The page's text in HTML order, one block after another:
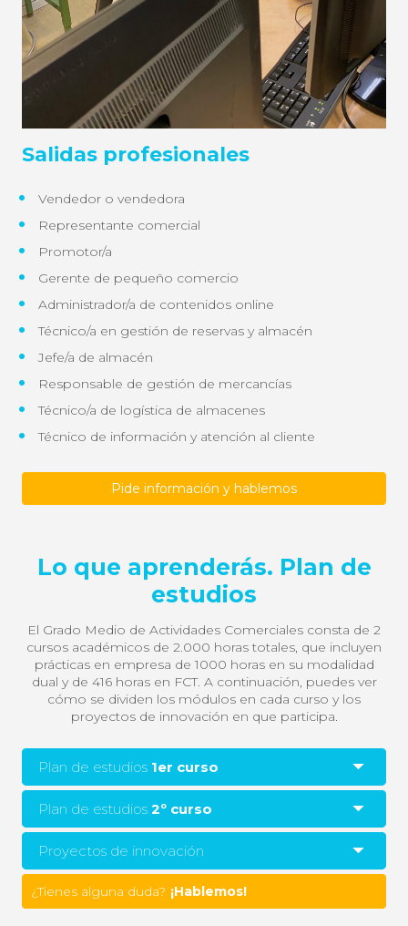
Salidas profesionales
Vendedor o vendedora
Representante comercial
Promotor/a
Gerente de pequeño comercio
Administrador/a de contenidos online
Técnico/a en gestión de reservas y almacén
Jefe/a de almacén
Responsable de gestión de mercancías
Técnico/a de logística de almacenes
Técnico de información y atención al cliente
Pide información y hablemos
Lo que aprenderás. Plan de
estudios
El Grado Medio de Actividades Comerciales consta de 2
cursos académicos de 2.000 horas totales, que incluyen
prácticas en empresa de 1000 horas en su modalidad
dual y de 416 horas en FCT. A continuación, puedes ver
cómo se dividen los módulos en cada curso y los
proyectos de innovación en que participa.
Plan de estudios 1er curso
Plan de estudios 2º curso
Proyectos de innovación
¿Tienes alguna duda?